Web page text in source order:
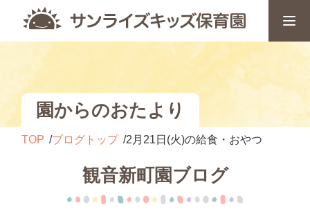
園からのおたより
TOP ブログトップ 2月21日(火)の給食・おやつ
観音新町園ブログ